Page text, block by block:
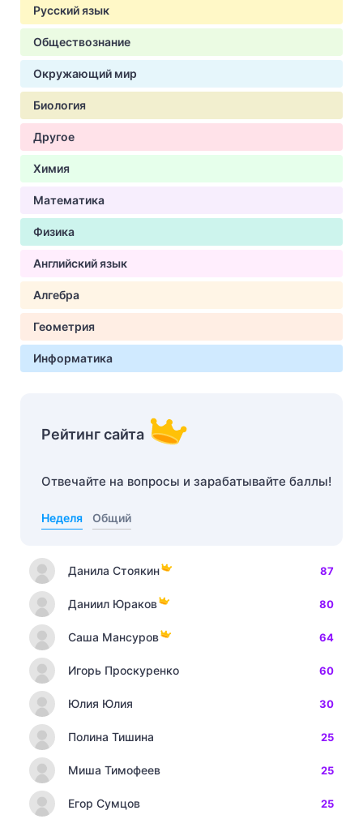
Русский язык
Обществознание
Окружающий мир
Биология
Другое
Химия
Математика
Физика
Английский язык
Алгебра
Геометрия
Информатика
Рейтинг сайта
Отвечайте на вопросы и зарабатывайте баллы!
Неделя Общий
Данила Стоякин 87
Даниил Юраков 80
Саша Мансуров 64
Игорь Проскуренко 60
Юлия Юлия 30
Полина Тишина 25
Миша Тимофеев 25
Егор Сумцов 25